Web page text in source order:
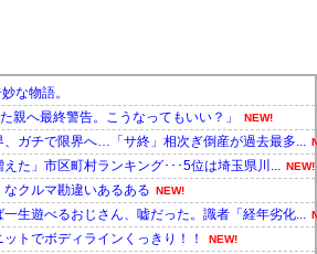
な物語。
親へ最終警告。こうなってもいい？」
NEW!
、ガチで限界へ…「サ終」相次ぎ倒産が過去最多...
た」市区町村ランキング･･･5位は埼玉県川... NEW!
なクルマ勘違いあるある NEW!
一生遊べるおじさん、嘘だった。識者「経年劣化...
トでボディラインくっきり！！ NEW!